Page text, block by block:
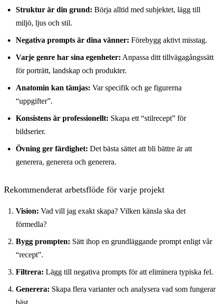
Struktur är din grund: Börja alltid med subjektet, lägg till
miljö, ljus och stil.
Negativa prompts är dina vänner: Förebygg aktivt misstag.
Varje genre har sina egenheter: Anpassa ditt tillvägagångssätt
för porträtt, landskap och produkter.
Anatomin kan tämjas: Var specifik och ge figurerna
“uppgifter”.
Konsistens är professionellt: Skapa ett “stilrecept” för
bildserier.
Övning ger färdighet: Det bästa sättet att bli bättre är att
generera, generera och generera.
Rekommenderat arbetsflöde för varje projekt
Vision: Vad vill jag exakt skapa? Vilken känsla ska det
förmedla?
Bygg prompten: Sätt ihop en grundläggande prompt enligt vår
“recept”.
Filtrera: Lägg till negativa prompts för att eliminera typiska fel.
Generera: Skapa flera varianter och analysera vad som fungerar